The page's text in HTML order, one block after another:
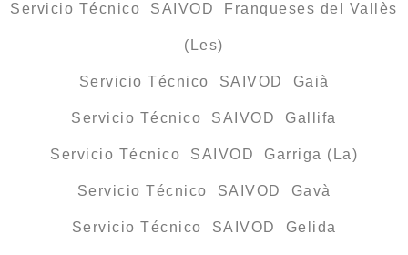
Servicio Técnico SAIVOD Franqueses del Vallès
(Les)
Servicio Técnico SAIVOD Gaià
Servicio Técnico SAIVOD Gallifa
Servicio Técnico SAIVOD Garriga (La)
Servicio Técnico SAIVOD Gavà
Servicio Técnico SAIVOD Gelida